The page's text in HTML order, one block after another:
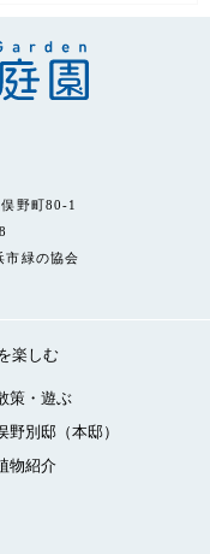
野町80-1
市緑の協会
楽しむ
策・遊ぶ
野別邸（本邸）
物紹介